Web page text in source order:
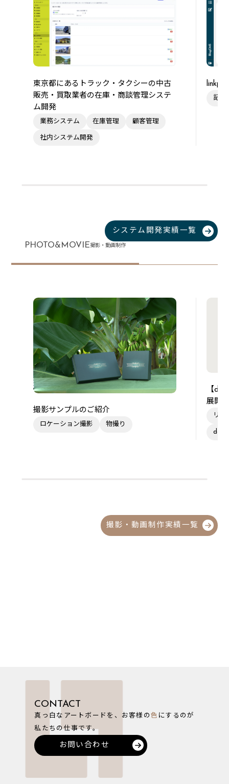
東京都にあるトラック・タクシーの中古
販売・買取業者の在庫・商談管理システ
ム開発
業務システム 在庫管理 顧客管理
社内システム開発
記事
システム開発実績一覧
PHOTO&MOVIE撮影・動画制作
撮影サンプルのご紹介
ロケーション撮影 物撮り
【
展開
リー
撮影・動画制作実績一覧
CONTACT
真っ白なアートボードを、お客様の 色 にするのが
私たちの仕事です。
お問い合わせ